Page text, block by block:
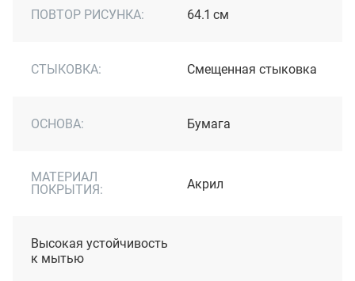
ПОВТОР РИСУНКА: 64.1 см
СТЫКОВКА: Cмещенная стыковка
ОСНОВА: Бумага
МАТЕРИАЛ
ПОКРЫТИЯ:
Акрил
Высокая устойчивость
к мытью